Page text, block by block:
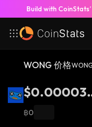
Build with
WONG 价格
9
฿0